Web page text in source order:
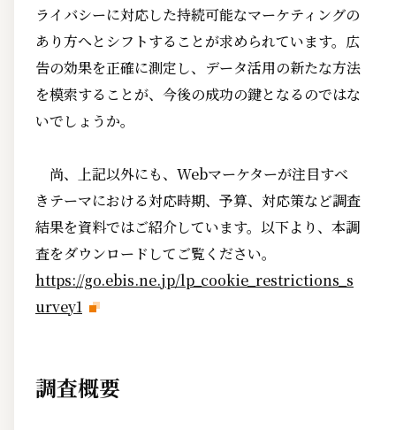
ライバシーに対応した持続可能なマーケティングの
あり方へとシフトすることが求められています。広
告の効果を正確に測定し、データ活用の新たな方法
を模索することが、今後の成功の鍵となるのではな
いでしょうか。
尚、上記以外にも、Webマーケターが注目すべ
きテーマにおける対応時期、予算、対応策など調査
結果を資料ではご紹介しています。以下より、本調
査をダウンロードしてご覧ください。
https://go.ebis.ne.jp/lp_cookie_restrictions_s
urvey1
調査概要